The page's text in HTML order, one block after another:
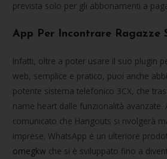
prevista solo per gli abbonamenti a
App Per Incontrare Ragazze
Infatti, oltre a poter usare il suo plugin
web, semplice e pratico, puoi anche
potente sistema telefonico 3CX, che
name heart dalle funzionalità avanzate.
comunicato che Hangouts si rivolgerà
imprese. WhatsApp è un ulteriore
omegkw che si è sviluppato fino a